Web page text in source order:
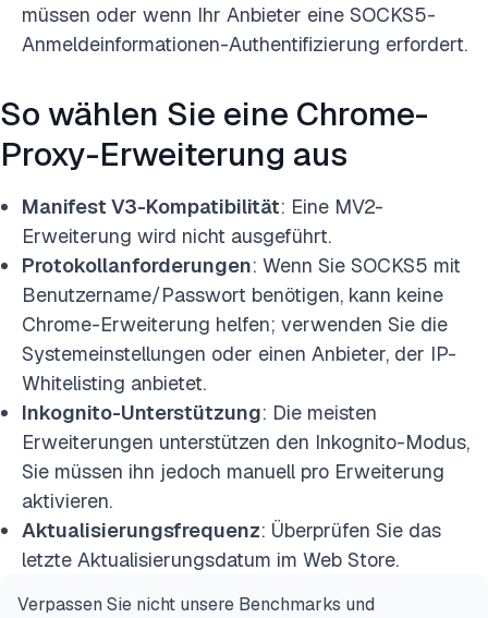
müssen oder wenn Ihr Anbieter eine SOCKS5-
Anmeldeinformationen-Authentifizierung erfordert.
So wählen Sie eine Chrome-
Proxy-Erweiterung aus
Manifest V3-Kompatibilität: Eine MV2-
Erweiterung wird nicht ausgeführt.
Protokollanforderungen: Wenn Sie SOCKS5 mit
Benutzername/Passwort benötigen, kann keine
Chrome-Erweiterung helfen; verwenden Sie die
Systemeinstellungen oder einen Anbieter, der IP-
Whitelisting anbietet.
Inkognito-Unterstützung: Die meisten
Erweiterungen unterstützen den Inkognito-Modus,
Sie müssen ihn jedoch manuell pro Erweiterung
aktivieren.
Aktualisierungsfrequenz: Überprüfen Sie das
letzte Aktualisierungsdatum im Web Store.
Verpassen Sie nicht unsere Benchmarks und